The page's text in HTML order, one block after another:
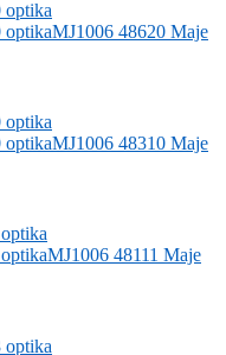
MJ1006 48620 Maje
MJ1006 48310 Maje
MJ1006 48111 Maje